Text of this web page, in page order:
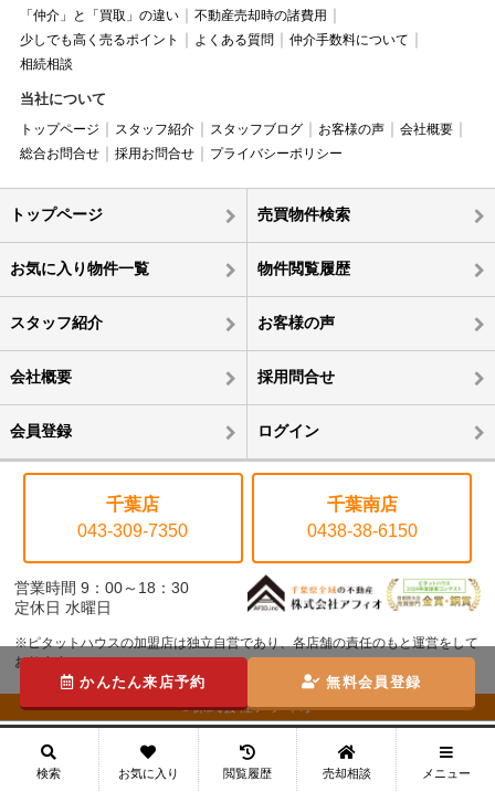
「仲介」と「買取」の違い
不動産売却時の諸費用
少しでも高く売るポイント
よくある質問
仲介手数料について
相続相談
当社について
トップページ スタッフ紹介 スタッフブログ お客様の声
会社概要
総合お問合せ
採用お問合せ プライバシーポリシー
トップページ 売買物件検索
お気に入り物件一覧 物件閲覧履歴
スタッフ紹介 お客様の声
会社概要 採用問合せ
会員登録 ログイン
千葉店
043-309-7350
千葉南店
0438-38-6150
営業時間 9：00～18：30
定休日 水曜日
※ピタットハウスの加盟店は独立自営であり、各店舗の責任のもと運営をして
おります。
©株式会社アフィオ
かんたん来店予約 無料会員登録
検索 お気に入り 閲覧履歴 売却相談 メニュー